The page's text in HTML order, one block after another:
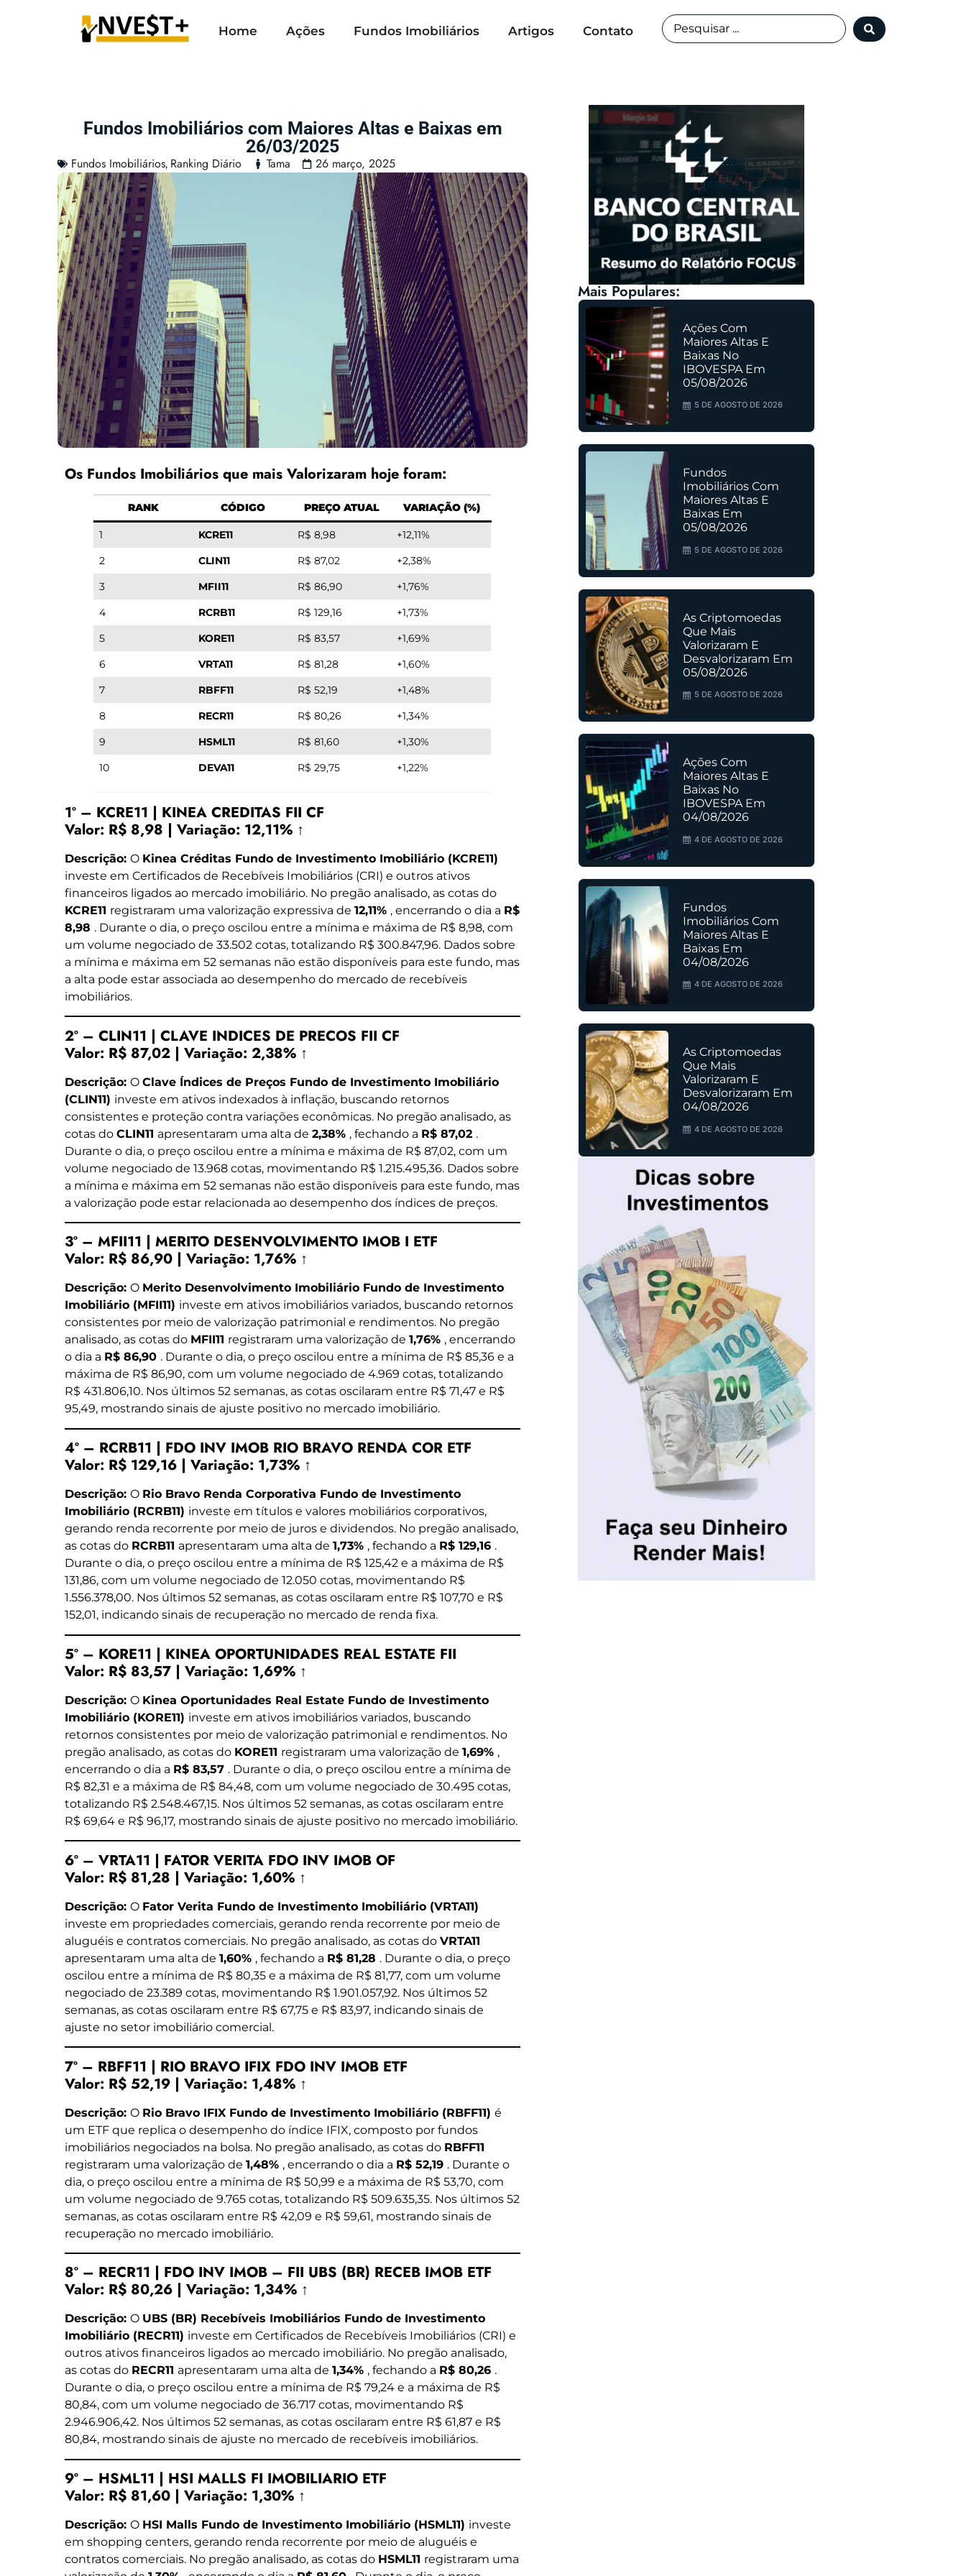
Home Ações Fundos Imobiliários Artigos Contato
Fundos Imobiliários com Maiores Altas e Baixas em
26/03/2025
Fundos Imobiliários, Ranking Diário Tama 26 março, 2025
Os Fundos Imobiliários que mais Valorizaram hoje foram:
RANK CÓDIGO PREÇO ATUAL VARIAÇÃO (%)
1 KCRE11 R$ 8,98
+12,11%
2
CLIN11 R$ 87,02
+2,38%
3
MFII11 R$ 86,90
+1,76%
4
RCRB11 R$ 129,16
+1,73%
5
KORE11 R$ 83,57
+1,69%
6
VRTA11 R$ 81,28
+1,60%
7
RBFF11 R$ 52,19
+1,48%
8
RECR11 R$ 80,26
+1,34%
9
HSML11 R$ 81,60
+1,30%
10
DEVA11 R$ 29,75 +1,22%
1º – KCRE11 | KINEA CREDITAS FII CF
Valor: R$ 8,98 | Variação: 12,11% ↑
Descrição: O Kinea Créditas Fundo de Investimento Imobiliário (KCRE11)
investe em Certificados de Recebíveis Imobiliários (CRI) e outros ativos
financeiros ligados ao mercado imobiliário. No pregão analisado, as cotas do
KCRE11 registraram uma valorização expressiva de 12,11% , encerrando o dia a R$
8,98 . Durante o dia, o preço oscilou entre a mínima e máxima de R$ 8,98, com
um volume negociado de 33.502 cotas, totalizando R$ 300.847,96. Dados sobre
a mínima e máxima em 52 semanas não estão disponíveis para este fundo, mas
a alta pode estar associada ao desempenho do mercado de recebíveis
imobiliários.
2º – CLIN11 | CLAVE INDICES DE PRECOS FII CF
Valor: R$ 87,02 | Variação: 2,38% ↑
Descrição: O Clave Índices de Preços Fundo de Investimento Imobiliário
(CLIN11) investe em ativos indexados à inflação, buscando retornos
consistentes e proteção contra variações econômicas. No pregão analisado, as
cotas do CLIN11 apresentaram uma alta de 2,38% , fechando a R$ 87,02 .
Durante o dia, o preço oscilou entre a mínima e máxima de R$ 87,02, com um
volume negociado de 13.968 cotas, movimentando R$ 1.215.495,36. Dados sobre
a mínima e máxima em 52 semanas não estão disponíveis para este fundo, mas
a valorização pode estar relacionada ao desempenho dos índices de preços.
3º – MFII11 | MERITO DESENVOLVIMENTO IMOB I ETF
Valor: R$ 86,90 | Variação: 1,76% ↑
Descrição: O Merito Desenvolvimento Imobiliário Fundo de Investimento
Imobiliário (MFII11) investe em ativos imobiliários variados, buscando retornos
consistentes por meio de valorização patrimonial e rendimentos. No pregão
analisado, as cotas do MFII11 registraram uma valorização de 1,76% , encerrando
o dia a R$ 86,90 . Durante o dia, o preço oscilou entre a mínima de R$ 85,36 e a
máxima de R$ 86,90, com um volume negociado de 4.969 cotas, totalizando
R$ 431.806,10. Nos últimos 52 semanas, as cotas oscilaram entre R$ 71,47 e R$
95,49, mostrando sinais de ajuste positivo no mercado imobiliário.
4º – RCRB11 | FDO INV IMOB RIO BRAVO RENDA COR ETF
Valor: R$ 129,16 | Variação: 1,73% ↑
Descrição: O Rio Bravo Renda Corporativa Fundo de Investimento
Imobiliário (RCRB11) investe em títulos e valores mobiliários corporativos,
gerando renda recorrente por meio de juros e dividendos. No pregão analisado,
as cotas do RCRB11 apresentaram uma alta de 1,73% , fechando a R$ 129,16 .
Durante o dia, o preço oscilou entre a mínima de R$ 125,42 e a máxima de R$
131,86, com um volume negociado de 12.050 cotas, movimentando R$
1.556.378,00. Nos últimos 52 semanas, as cotas oscilaram entre R$ 107,70 e R$
152,01, indicando sinais de recuperação no mercado de renda fixa.
5º – KORE11 | KINEA OPORTUNIDADES REAL ESTATE FII
Valor: R$ 83,57 | Variação: 1,69% ↑
Descrição: O Kinea Oportunidades Real Estate Fundo de Investimento
Imobiliário (KORE11) investe em ativos imobiliários variados, buscando
retornos consistentes por meio de valorização patrimonial e rendimentos. No
pregão analisado, as cotas do KORE11 registraram uma valorização de 1,69% ,
encerrando o dia a R$ 83,57 . Durante o dia, o preço oscilou entre a mínima de
R$ 82,31 e a máxima de R$ 84,48, com um volume negociado de 30.495 cotas,
totalizando R$ 2.548.467,15. Nos últimos 52 semanas, as cotas oscilaram entre
R$ 69,64 e R$ 96,17, mostrando sinais de ajuste positivo no mercado imobiliário.
6º – VRTA11 | FATOR VERITA FDO INV IMOB OF
Valor: R$ 81,28 | Variação: 1,60% ↑
Descrição: O Fator Verita Fundo de Investimento Imobiliário (VRTA11)
investe em propriedades comerciais, gerando renda recorrente por meio de
aluguéis e contratos comerciais. No pregão analisado, as cotas do VRTA11
apresentaram uma alta de 1,60% , fechando a R$ 81,28 . Durante o dia, o preço
oscilou entre a mínima de R$ 80,35 e a máxima de R$ 81,77, com um volume
negociado de 23.389 cotas, movimentando R$ 1.901.057,92. Nos últimos 52
semanas, as cotas oscilaram entre R$ 67,75 e R$ 83,97, indicando sinais de
ajuste no setor imobiliário comercial.
7º – RBFF11 | RIO BRAVO IFIX FDO INV IMOB ETF
Valor: R$ 52,19 | Variação: 1,48% ↑
Descrição: O Rio Bravo IFIX Fundo de Investimento Imobiliário (RBFF11) é
um ETF que replica o desempenho do índice IFIX, composto por fundos
imobiliários negociados na bolsa. No pregão analisado, as cotas do RBFF11
registraram uma valorização de 1,48% , encerrando o dia a R$ 52,19 . Durante o
dia, o preço oscilou entre a mínima de R$ 50,99 e a máxima de R$ 53,70, com
um volume negociado de 9.765 cotas, totalizando R$ 509.635,35. Nos últimos 52
semanas, as cotas oscilaram entre R$ 42,09 e R$ 59,61, mostrando sinais de
recuperação no mercado imobiliário.
8º – RECR11 | FDO INV IMOB – FII UBS (BR) RECEB IMOB ETF
Valor: R$ 80,26 | Variação: 1,34% ↑
Descrição: O UBS (BR) Recebíveis Imobiliários Fundo de Investimento
Imobiliário (RECR11) investe em Certificados de Recebíveis Imobiliários (CRI) e
outros ativos financeiros ligados ao mercado imobiliário. No pregão analisado,
as cotas do RECR11 apresentaram uma alta de 1,34% , fechando a R$ 80,26 .
Durante o dia, o preço oscilou entre a mínima de R$ 79,24 e a máxima de R$
80,84, com um volume negociado de 36.717 cotas, movimentando R$
2.946.906,42. Nos últimos 52 semanas, as cotas oscilaram entre R$ 61,87 e R$
80,84, mostrando sinais de ajuste no mercado de recebíveis imobiliários.
9º – HSML11 | HSI MALLS FI IMOBILIARIO ETF
Valor: R$ 81,60 | Variação: 1,30% ↑
Descrição: O HSI Malls Fundo de Investimento Imobiliário (HSML11) investe
em shopping centers, gerando renda recorrente por meio de aluguéis e
contratos comerciais. No pregão analisado, as cotas do HSML11 registraram uma
Mais Populares:
Ações Com
Maiores Altas E
Baixas No
IBOVESPA Em
05/08/2026
5 DE AGOSTO DE 2026
Fundos
Imobiliários Com
Maiores Altas E
Baixas Em
05/08/2026
5 DE AGOSTO DE 2026
As Criptomoedas
Que Mais
Valorizaram E
Desvalorizaram Em
05/08/2026
5 DE AGOSTO DE 2026
Ações Com
Maiores Altas E
Baixas No
IBOVESPA Em
04/08/2026
4 DE AGOSTO DE 2026
Fundos
Imobiliários Com
Maiores Altas E
Baixas Em
04/08/2026
4 DE AGOSTO DE 2026
As Criptomoedas
Que Mais
Valorizaram E
Desvalorizaram Em
04/08/2026
4 DE AGOSTO DE 2026